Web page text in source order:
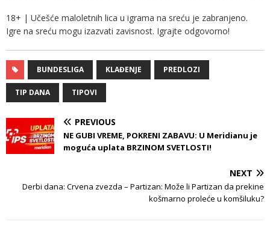
18+ | Učešće maloletnih lica u igrama na sreću je zabranjeno.
Igre na sreću mogu izazvati zavisnost. Igrajte odgovorno!
BUNDESLIGA KLAĐENJE PREDLOZI
TIP DANA TIPOVI
PREVIOUS
NE GUBI VREME, POKRENI ZABAVU: U Meridianu je
moguća uplata BRZINOM SVETLOSTI!
NEXT
Derbi dana: Crvena zvezda – Partizan: Može li Partizan da prekine
košmarno proleće u komšiluku?